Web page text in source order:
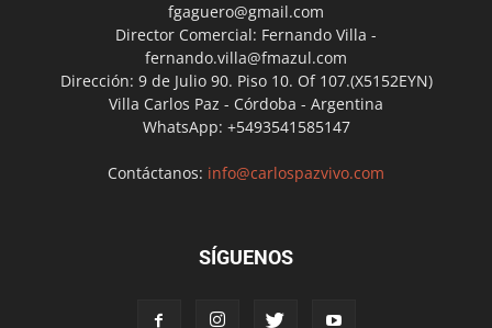
fgaguero@gmail.com
Director Comercial: Fernando Villa -
fernando.villa@fmazul.com
Dirección: 9 de Julio 90. Piso 10. Of 107.(X5152EYN)
Villa Carlos Paz - Córdoba - Argentina
WhatsApp: +5493541585147
Contáctanos: info@carlospazvivo.com
SÍGUENOS